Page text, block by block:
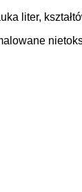
liter,